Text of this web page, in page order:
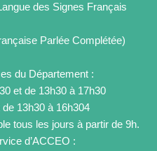
des Signes Français
Parlée Complétée)
du Département :
et de 13h30 à 17h30
13h30 à 16h304
tous les jours à partir de 9h.
d’ACCEO :